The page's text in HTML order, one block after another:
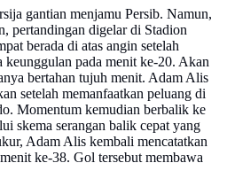
gantian menjamu Persib. Namun,
pertandingan digelar di Stadion
berada di atas angin setelah
pada menit ke-20. Akan
bertahan tujuh menit. Adam Alis
setelah memanfaatkan peluang di
Momentum kemudian berbalik ke
skema serangan balik cepat yang
Adam Alis kembali mencatatkan
ke-38. Gol tersebut membawa